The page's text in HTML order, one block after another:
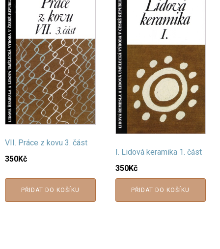
VII. Práce z kovu 3. část
350Kč
PŘIDAT DO KOŠÍKU
I. Lidová keramika 1. část
350Kč
PŘIDAT DO KOŠÍKU